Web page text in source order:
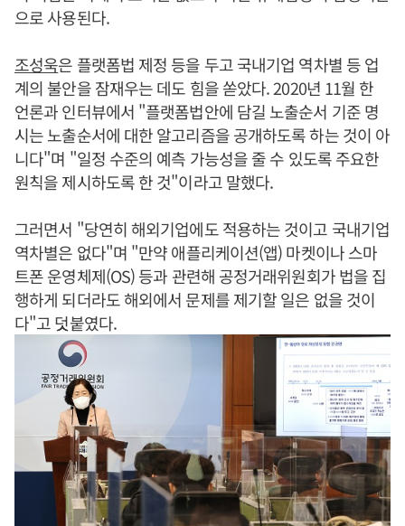
으로 사용된다.
조성욱은 플랫폼법 제정 등을 두고 국내기업 역차별 등 업
계의 불안을 잠재우는 데도 힘을 쏟았다. 2020년 11월 한
언론과 인터뷰에서 "플랫폼법안에 담길 노출순서 기준 명
시는 노출순서에 대한 알고리즘을 공개하도록 하는 것이 아
니다"며 "일정 수준의 예측 가능성을 줄 수 있도록 주요한
원칙을 제시하도록 한 것"이라고 말했다.
그러면서 "당연히 해외기업에도 적용하는 것이고 국내기업
역차별은 없다"며 "만약 애플리케이션(앱) 마켓이나 스마
트폰 운영체제(OS) 등과 관련해 공정거래위원회가 법을 집
행하게 되더라도 해외에서 문제를 제기할 일은 없을 것이
다"고 덧붙였다.